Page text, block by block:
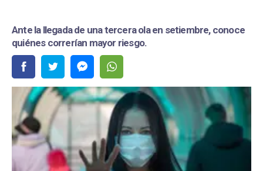
Ante la llegada de una tercera ola en setiembre, conoce
quiénes correrían mayor riesgo.